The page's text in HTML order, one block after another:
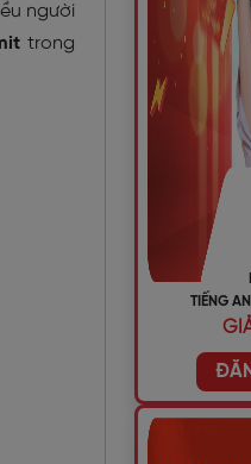
người
trong
TIẾNG